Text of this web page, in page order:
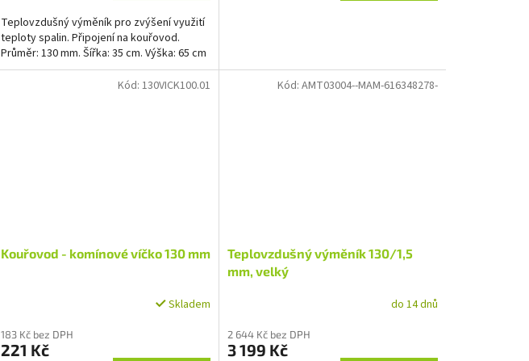
hvězdiček.
Teplovzdušný výměník pro zvýšení využití
teploty spalin. Připojení na kouřovod.
Průměr: 130 mm. Šířka: 35 cm. Výška: 65 cm
Kouřovod - komínové víčko 130 mm
Skladem
183 Kč bez DPH
221 Kč
Kód: 130VICK100.01
Teplovzdušný výměník 130/1,5
mm, velký
do 14 dnů
2 644 Kč bez DPH
3 199 Kč
Kód: AMT03004--MAM-616348278-